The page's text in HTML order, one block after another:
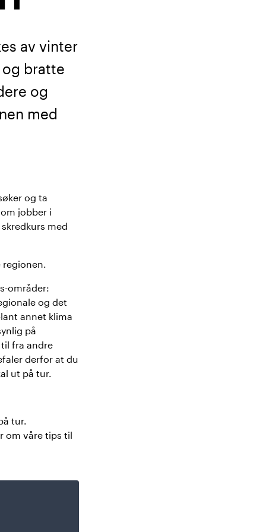
av vinter
bratte
og
med
og ta
jobber i
med
regionen.
områder:
og det
annet klima
på
fra andre
derfor at du
ut på tur.
tur.
om våre tips til